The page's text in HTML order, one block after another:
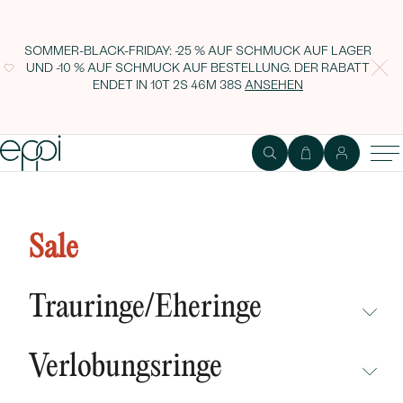
SOMMER-BLACK-FRIDAY: -25 % AUF SCHMUCK AUF LAGER
UND -10 % AUF SCHMUCK AUF BESTELLUNG. DER RABATT
ENDET IN 10T 2S 46M 37SANSEHEN
Sale
Trauringe/Eheringe
NEUHEITEN
Verlobungsringe
in Form eines vierblättrigen
Kleeblatts Kira